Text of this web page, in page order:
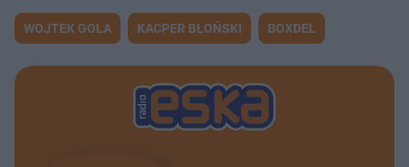
WOJTEK GOLA KACPER BŁOŃSKI BOXDEL